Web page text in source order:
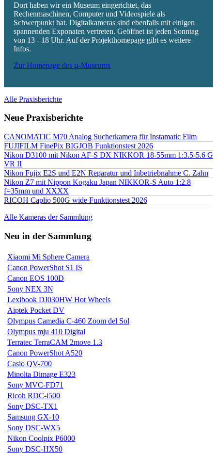
Dort haben wir ein Museum eingerichtet, das
Rechenmaschinen, Computer und Videospiele als
Schwerpunkt hat. Digitalkameras sind ebenfalls mit einigen
spannenden Exponaten vertreten. Geöffnet ist jeden Sonntag
von 13 - 18 Uhr. Auf der Projekthomepage gibt es weitere
Infos.
Zur Homepage des µ-Museums
Alle Praxisberichte
Neue Praxisberichte
CANOMATIC M70 Analog Sucherkamera für Instamatic Film
FUJIFILM FinePix BIGJOB Funktionstest 2026
Nikon D3100 mit Nikon AF-S DX NIKKOR 18-55mm 1:3.5-5.6 G
VR II
Nikon Fujix E2S und E2N Reparatur und Inbetriebnahme C. Zahn
Nikon Z7 mit Nippon Kogaku Japan NIKKOR-S Auto 1:2.8
f=35mm und XXXX
RICOH Caplio 500G wide Funktionstest 2026
Alle Kameras der Sammlung
Neu in der Sammlung
Xiaomi Mi Sphere Camera
Canon PowerShot S1 IS
Canon EOS 100D
Sony NEX 3N
Lexibook DJ030HW Hot Wheels
Aiptek Pocket DV
Olympus Camedia C-460 Zoom del Sol
Olympus mju 410 Digital
Terratec TerraCAM 2move 1.3
Canon PowerShot A520
Casio QV-700
Minolta Dimage E323
Sony MVC-FD71
Ricoh RDC-i500
Sony DSC-TX1
Samsung GX-10
Sony DSC-WX5
Nikon Coolpix P6000
Sony DSC-HX50